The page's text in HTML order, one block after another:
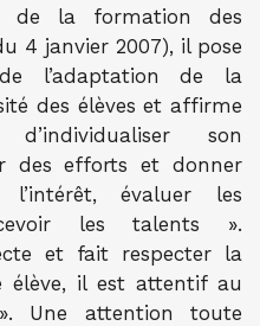
de la formation des
4 janvier 2007), il pose
l’adaptation de la
des élèves et affirme
son
des efforts et donner
l’intérêt, évaluer les
les talents ».
et fait respecter la
élève, il est attentif au
Une attention toute